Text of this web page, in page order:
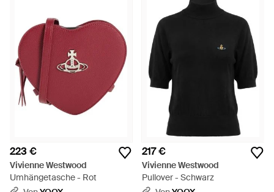
223 €
Vivienne Westwood
Umhängetasche - Rot
217 €
Vivienne Westwood
Pullover - Schwarz